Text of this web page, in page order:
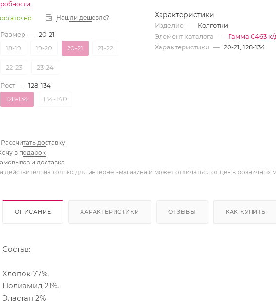
Нашли дешевле?
Размер — 20-21
18-19
19-20 20-21 21-22
22-23 23-24
Рост — 128-134
128-134
134-140
Рассчитать доставку
в подарок
и доставка
Характеристики
Изделие — Колготки
Элемент каталога — Гамма С463 к/
Характеристики — 20-21, 128-134
действительна только для интернет-магазина и может отличаться от цен в розничных
ОПИСАНИЕ ХАРАКТЕРИСТИКИ ОТЗЫВЫ КАК КУПИТЬ
Состав:
Хлопок 77%,
Полиамид 21%,
Эластан 2%